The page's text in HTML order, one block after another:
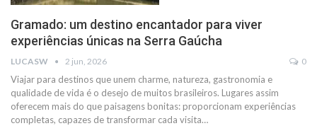
Gramado: um destino encantador para viver
experiências únicas na Serra Gaúcha
LUCASW 2 jun, 2026 0
Viajar para destinos que unem charme, natureza, gastronomia e
qualidade de vida é o desejo de muitos brasileiros. Lugares assim
oferecem mais do que paisagens bonitas: proporcionam experiências
completas, capazes de transformar cada visita…